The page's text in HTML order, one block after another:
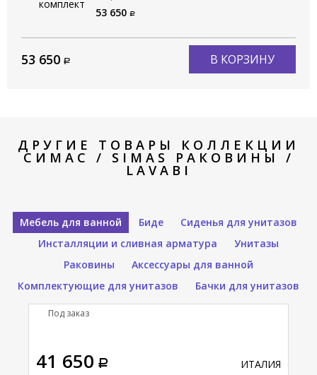
SIMAS Раковины / LAVABI
53 650
53 650 В КОРЗИНУ
ДРУГИЕ ТОВАРЫ КОЛЛЕКЦИИ
СИМАС / SIMAS РАКОВИНЫ /
LAVABI
Мебель для ванной Биде
Сиденья для унитазов
Инсталляции и сливная арматура
Унитазы
Раковины
Аксессуары для ванной
Комплектующие для унитазов
Бачки для унитазов
41 650
ИТАЛИЯ
Под заказ